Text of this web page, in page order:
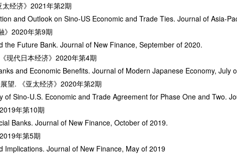
经济》2021年第2期
and Outlook on Sino-US Economic and Trade Ties. Journal of Asia-
》2020年第9期
the Future Bank. Journal of New Finance, September of 2020.
现代日本经济》2020年第4期
and Economic Benefits. Journal of Modern Japanese Economy, July
望. 《亚太经济》2020年第2期
Sino-U.S. Economic and Trade Agreement for Phase One and Two.
年第10期
Banks. Journal of New Finance, October of 2019.
年第5期
Implications. Journal of New Finance, May of 2019